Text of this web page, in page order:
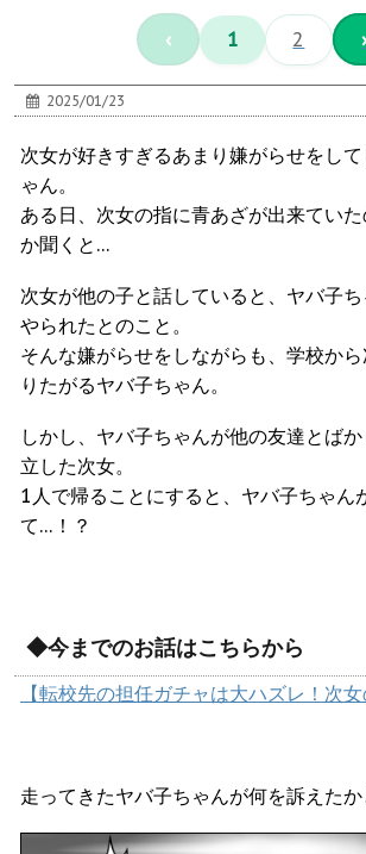
‹ 1 2 ›
2025/01/23
次女が好きすぎるあまり嫌がらせをし
ゃん。
ある日、次女の指に青あざが出来てい
か聞くと…
次女が他の子と話していると、ヤバ子
やられたとのこと。
そんな嫌がらせをしながらも、学校か
りたがるヤバ子ちゃん。
しかし、ヤバ子ちゃんが他の友達とば
立した次女。
1人で帰ることにすると、ヤバ子ちゃん
て…！？
◆今までのお話はこちらから
【転校先の担任ガチャは大ハズレ！次女
走ってきたヤバ子ちゃんが何を訴えたか